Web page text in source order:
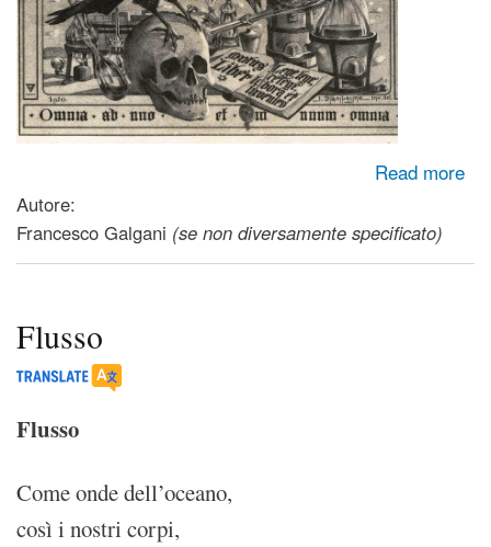
Read more
Autore:
Francesco Galgani (se non diversamente specificato)
Flusso
Flusso
Come onde dell’oceano,
così i nostri corpi,